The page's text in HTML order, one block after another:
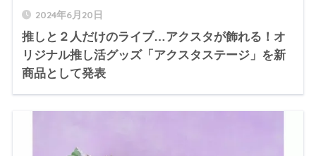
2024年6月20日
推しと２人だけのライブ…アクスタが飾れる！オ
リジナル推し活グッズ「アクスタステージ」を新
商品として発表